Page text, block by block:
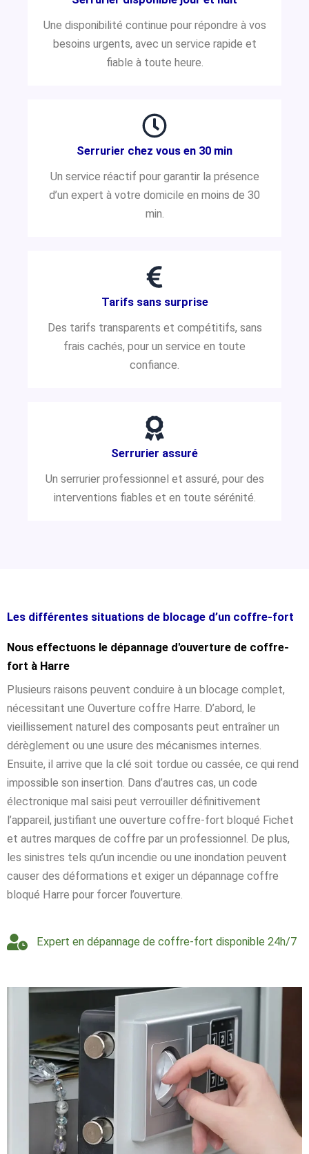
Une disponibilité continue pour répondre à vos
besoins urgents, avec un service rapide et
fiable à toute heure.
Serrurier chez vous en 30 min
Un service réactif pour garantir la présence
d’un expert à votre domicile en moins de 30
min.
Tarifs sans surprise
Des tarifs transparents et compétitifs, sans
frais cachés, pour un service en toute
confiance.
Serrurier assuré
Un serrurier professionnel et assuré, pour des
interventions fiables et en toute sérénité.
Les différentes situations de blocage d’un coffre-fort
Nous effectuons le dépannage d'ouverture de coffre-
fort à Harre
Plusieurs raisons peuvent conduire à un blocage complet,
nécessitant une Ouverture coffre Harre. D’abord, le
vieillissement naturel des composants peut entraîner un
dérèglement ou une usure des mécanismes internes.
Ensuite, il arrive que la clé soit tordue ou cassée, ce qui rend
impossible son insertion. Dans d’autres cas, un code
électronique mal saisi peut verrouiller définitivement
l’appareil, justifiant une ouverture coffre-fort bloqué Fichet
et autres marques de coffre par un professionnel. De plus,
les sinistres tels qu’un incendie ou une inondation peuvent
causer des déformations et exiger un dépannage coffre
bloqué Harre pour forcer l’ouverture.
Expert en dépannage de coffre-fort disponible 24h/7